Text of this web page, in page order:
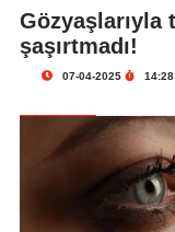
Gözyaşlarıyla
şaşırtmadı!
07-04-2025 14:28